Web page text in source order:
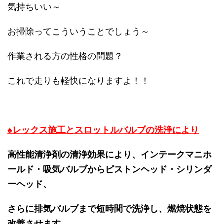
気持ちいい～
お掃除ってこういうことでしょう～
作業される方の性格の問題？
これで走りも軽快になりますよ！！
♠レックス施工とスロットルバルブの洗浄により
高性能清浄剤の清浄効果により、インテークマニホ
ールド・吸気バルブからピストンヘッド・シリンダ
ーヘッド、
さらに排気バルブまで短時間で洗浄し、燃焼状態を